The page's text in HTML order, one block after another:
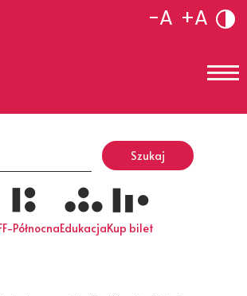
-A +A
Szukaj
PółnocnaEdukacjaKup bilet